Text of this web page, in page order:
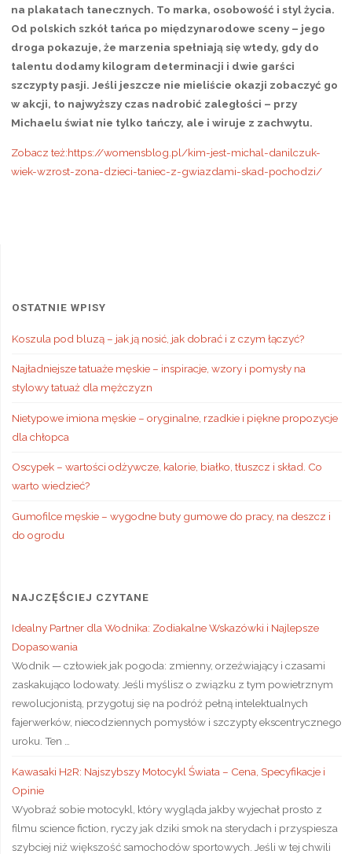
na plakatach tanecznych. To marka, osobowość i styl życia.
Od polskich szkół tańca po międzynarodowe sceny – jego
droga pokazuje, że marzenia spełniają się wtedy, gdy do
talentu dodamy kilogram determinacji i dwie garści
szczypty pasji. Jeśli jeszcze nie mieliście okazji zobaczyć go
w akcji, to najwyższy czas nadrobić zaległości – przy
Michaelu świat nie tylko tańczy, ale i wiruje z zachwytu.
Zobacz też:https://womensblog.pl/kim-jest-michal-danilczuk-
wiek-wzrost-zona-dzieci-taniec-z-gwiazdami-skad-pochodzi/
OSTATNIE WPISY
Koszula pod bluzą – jak ją nosić, jak dobrać i z czym łączyć?
Najładniejsze tatuaże męskie – inspiracje, wzory i pomysły na
stylowy tatuaż dla mężczyzn
Nietypowe imiona męskie – oryginalne, rzadkie i piękne propozycje
dla chłopca
Oscypek – wartości odżywcze, kalorie, białko, tłuszcz i skład. Co
warto wiedzieć?
Gumofilce męskie – wygodne buty gumowe do pracy, na deszcz i
do ogrodu
NAJCZĘŚCIEJ CZYTANE
Idealny Partner dla Wodnika: Zodiakalne Wskazówki i Najlepsze
Dopasowania
Wodnik — człowiek jak pogoda: zmienny, orzeźwiający i czasami
zaskakująco lodowaty. Jeśli myślisz o związku z tym powietrznym
rewolucjonistą, przygotuj się na podróż pełną intelektualnych
fajerwerków, niecodziennych pomysłów i szczypty ekscentrycznego
uroku. Ten …
Kawasaki H2R: Najszybszy Motocykl Świata – Cena, Specyfikacje i
Opinie
Wyobraź sobie motocykl, który wygląda jakby wyjechał prosto z
filmu science fiction, ryczy jak dziki smok na sterydach i przyspiesza
szybciej niż większość samochodów sportowych. Jeśli w tej chwili